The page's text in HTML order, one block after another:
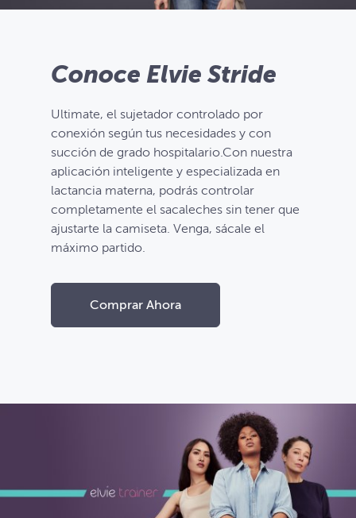
Conoce Elvie Stride
Ultimate, el sujetador controlado por
conexión según tus necesidades y con
succión de grado hospitalario.Con nuestra
aplicación inteligente y especializada en
lactancia materna, podrás controlar
completamente el sacaleches sin tener que
ajustarte la camiseta. Venga, sácale el
máximo partido.
Comprar Ahora